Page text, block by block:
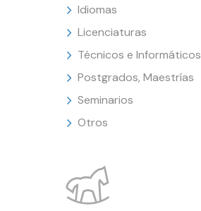
Idiomas
Licenciaturas
Técnicos e Informáticos
Postgrados, Maestrías
Seminarios
Otros